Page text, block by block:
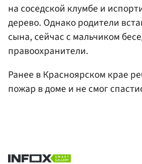
на соседской клумбе и
дерево. Однако родители
сына, сейчас с мальчиком
правоохранители.
Ранее в Красноярском крае
пожар в доме и не смог